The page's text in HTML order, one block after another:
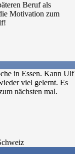
Beruf als
Motivation zum
in Essen. Kann Ulf
viel gelernt. Es
nächsten mal.